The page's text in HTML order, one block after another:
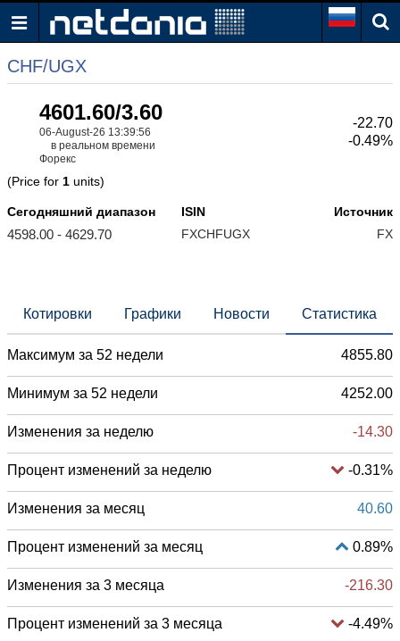
CHF/UGX
4601.60/3.60
06-August-26 13:39:56
в реальном времени
Форекс
-22.70
-0.49%
(Price for 1 units)
Сегодняшний диапазон
4598.00 - 4629.70
ISIN
FXCHFUGX
Источник
FX
Котировки Графики Новости Статистика
Максимум за 52 недели 4855.80
Минимум за 52 недели 4252.00
Изменения за неделю -14.30
Процент изменений за неделю -0.31%
Изменения за месяц 40.60
Процент изменений за месяц 0.89%
Изменения за 3 месяца -216.30
Процент изменений за 3 месяца -4.49%